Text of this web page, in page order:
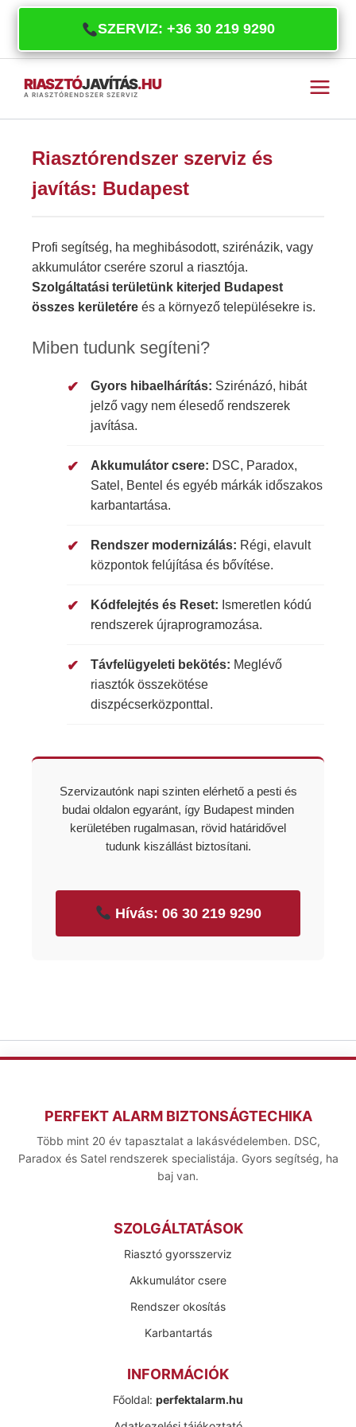
SZERVIZ: +36 30 219 9290
RIASZTÓJAVÍTÁS.HU
A RIASZTÓRENDSZER SZERVIZ
Riasztórendszer szerviz és
javítás: Budapest
Profi segítség, ha meghibásodott, szirénázik, vagy
akkumulátor cserére szorul a riasztója.
Szolgáltatási területünk kiterjed Budapest
összes kerületére és a környező településekre is.
Miben tudunk segíteni?
Gyors hibaelhárítás: Szirénázó, hibát
jelző vagy nem élesedő rendszerek
javítása.
Akkumulátor csere: DSC, Paradox,
Satel, Bentel és egyéb márkák időszakos
karbantartása.
Rendszer modernizálás: Régi, elavult
központok felújítása és bővítése.
Kódfelejtés és Reset: Ismeretlen kódú
rendszerek újraprogramozása.
Távfelügyeleti bekötés: Meglévő
riasztók összekötése
diszpécserközponttal.
Szervizautónk napi szinten elérhető a pesti és
budai oldalon egyaránt, így Budapest minden
kerületében rugalmasan, rövid határidővel
tudunk kiszállást biztosítani.
Hívás: 06 30 219 9290
PERFEKT ALARM BIZTONSÁGTECHIKA
Több mint 20 év tapasztalat a lakásvédelemben. DSC,
Paradox és Satel rendszerek specialistája. Gyors segítség, ha
baj van.
SZOLGÁLTATÁSOK
Riasztó gyorsszerviz
Akkumulátor csere
Rendszer okosítás
Karbantartás
INFORMÁCIÓK
Főoldal: perfektalarm.hu